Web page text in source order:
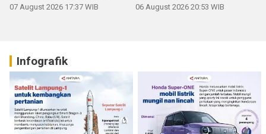
07 August 2026 17:37 WIB 06 August 2026 20:53 WIB
Infografik